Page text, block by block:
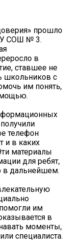
прошло
СОШ № 3.
в
ставшее не
школьников с
им понять,
телефон
и в каких
материалы
для ребят,
в дальнейшем.
им
в
моменты,
специалиста.